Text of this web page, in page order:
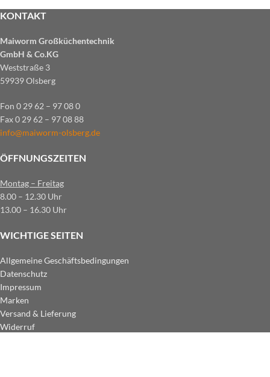
KONTAKT
Maiworm Großküchentechnik
GmbH & Co.KG
Weststraße 3
59939 Olsberg
Fon 0 29 62 – 97 08 0
Fax 0 29 62 – 97 08 88
info@maiworm-olsberg.de
ÖFFNUNGSZEITEN
Montag – Freitag
8.00 – 12.30 Uhr
13.00 – 16.30 Uhr
WICHTIGE SEITEN
Allgemeine Geschäftsbedingungen
Datenschutz
Impressum
Marken
Versand & Lieferung
Widerruf